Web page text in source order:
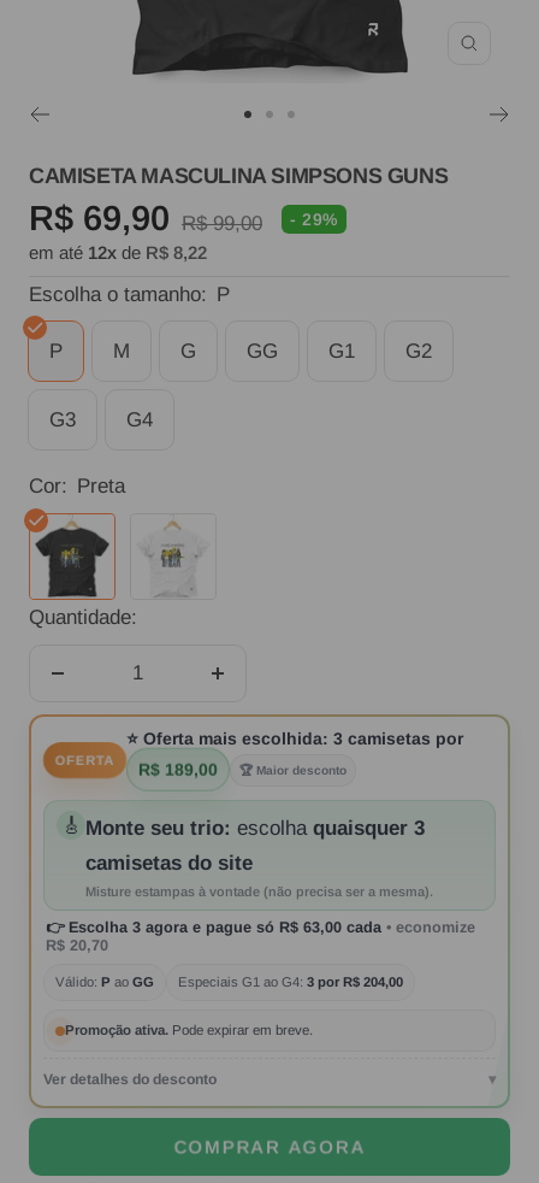
ao
slide
1
ao
slide
ao
slide
3
CAMISETA MASCULINA SIMPSONS GUNS
Preço
promocional
R$ 69,90 Preço
normal
R$ 99,00 - 29%
em até 12x de R$ 8,22
Escolha o tamanho: P
P M G GG G1 G2
G3 G4
Cor:
Preta
Preta
Branca
Quantidade:
quantidade
quantidade
OFERTA
⭐ Oferta mais escolhida: 3 camisetas por
R$ 189,00
🏆 Maior desconto
🎸 Monte seu trio: escolha quaisquer 3
camisetas do site
Misture estampas à vontade (não precisa ser a mesma).
👉 Escolha 3 agora e pague só R$ 63,00 cada • economize
R$ 20,70
Válido: P ao GG Especiais G1 ao G4: 3 por R$ 204,00
Promoção ativa. Pode expirar em breve.
Ver detalhes do desconto ▾
COMPRAR AGORA